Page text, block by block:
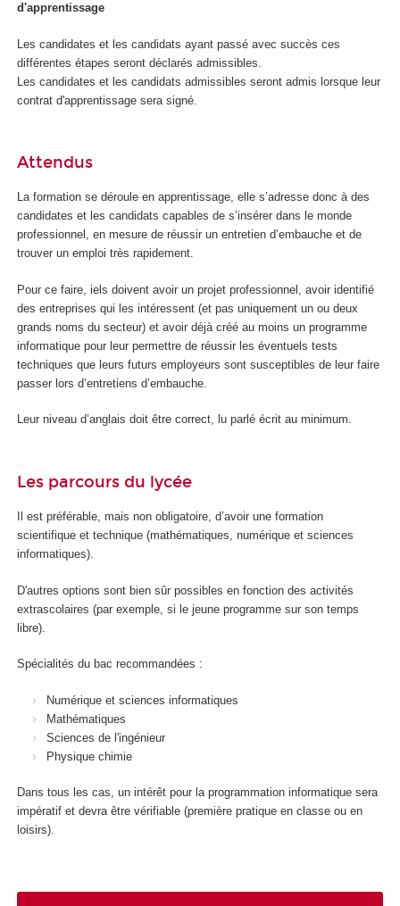
d'apprentissage
Les candidates et les candidats ayant passé avec succès ces
différentes étapes seront déclarés admissibles.
Les candidates et les candidats admissibles seront admis lorsque leur
contrat d'apprentissage sera signé.
Attendus
La formation se déroule en apprentissage, elle s’adresse donc à des
candidates et les candidats capables de s’insérer dans le monde
professionnel, en mesure de réussir un entretien d’embauche et de
trouver un emploi très rapidement.
Pour ce faire, iels doivent avoir un projet professionnel, avoir identifié
des entreprises qui les intéressent (et pas uniquement un ou deux
grands noms du secteur) et avoir déjà créé au moins un programme
informatique pour leur permettre de réussir les éventuels tests
techniques que leurs futurs employeurs sont susceptibles de leur faire
passer lors d’entretiens d’embauche.
Leur niveau d’anglais doit être correct, lu parlé écrit au minimum.
Les parcours du lycée
Il est préférable, mais non obligatoire, d’avoir une formation
scientifique et technique (mathématiques, numérique et sciences
informatiques).
D'autres options sont bien sûr possibles en fonction des activités
extrascolaires (par exemple, si le jeune programme sur son temps
libre).
Spécialités du bac recommandées :
Numérique et sciences informatiques
Mathématiques
Sciences de l'ingénieur
Physique chimie
Dans tous les cas, un intérêt pour la programmation informatique sera
impératif et devra être vérifiable (première pratique en classe ou en
loisirs).